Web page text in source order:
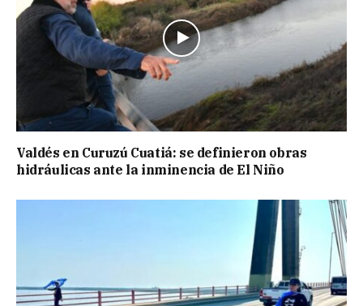
Valdés en Curuzú Cuatiá: se definieron obras
hidráulicas ante la inminencia de El Niño